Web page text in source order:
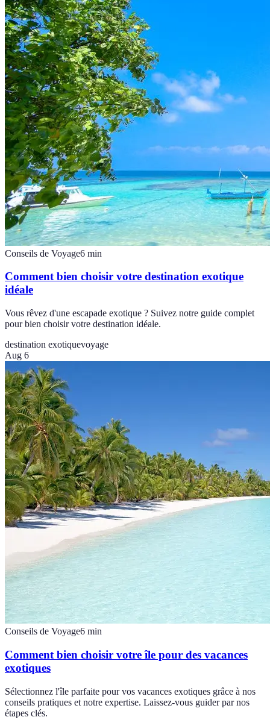
Conseils de Voyage6 min
Comment bien choisir votre destination exotique
idéale
Vous rêvez d'une escapade exotique ? Suivez notre guide complet
pour bien choisir votre destination idéale.
destination exotiquevoyage
Aug 6
Conseils de Voyage6 min
Comment bien choisir votre île pour des vacances
exotiques
Sélectionnez l'île parfaite pour vos vacances exotiques grâce à nos
conseils pratiques et notre expertise. Laissez-vous guider par nos
étapes clés.